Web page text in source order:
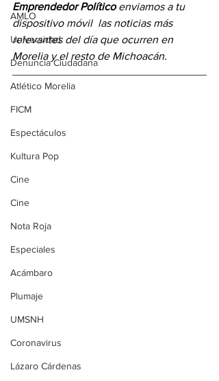
AMLO
Universidad
Denuncia Ciudadana
Atlético Morelia
FICM
Espectáculos
Kultura Pop
Cine
Cine
Nota Roja
Especiales
Acámbaro
Plumaje
UMSNH
Coronavirus
Lázaro Cárdenas
Emprendedor Político enviamos a tu
dispositivo móvil las noticias más
relevantes del día que ocurren en
Morelia y el resto de Michoacán.